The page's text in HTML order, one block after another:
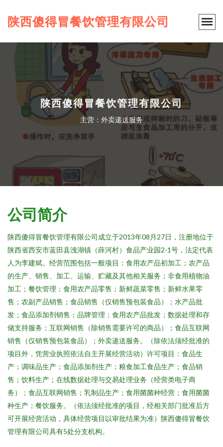
陕西傻得冒餐饮管理有限公司
陕西傻得冒餐饮管理有限公司
主营：外卖递送服务
公司简介
陕西傻得冒餐饮管理有限公司成立于2013年08月27日，注册地位于
陕西省西安市蓝田县洩湖镇（薛河村）食品产业园2-1号，法定代表
人为李建斌。经营范围包括一般项目：食用农产品初加工；农产品
的生产、销售、加工、运输、贮藏及其他相关服务；非食用植物油
加工；餐饮管理；食用农产品零售；新鲜蔬菜零售；新鲜水果零
售；农副产品销售；食品销售（仅销售预包装食品）；水产品批
发；食品添加剂销售；品牌管理；食用农产品批发；数据处理和存
储支持服务；互联网销售（除销售需要许可的商品）；食品互联网
销售（仅销售预包装食品）；外卖递送服务。（除依法须经批准的
项目外，凭营业执照依法自主开展经营活动）许可项目：食品生
产；调味品生产；食品添加剂生产；粮食加工食品生产；食品销
售；饮料生产；在线数据处理与交易处理业务（经营类电子商
务）；食品互联网销售；乳制品生产；食用菌菌种经营；食用菌菌
种生产；餐饮服务。（依法须经批准的项目，经相关部门批准后方
可开展经营活动，具体经营项目以审批结果为准）陕西傻得冒餐饮
管理有限公司具有5处分支机构。